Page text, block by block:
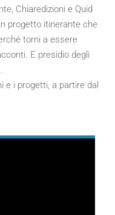
Chiaredizioni e Quid
progetto itinerante che
torni a essere
E presidio degli
e i progetti, a partire dal